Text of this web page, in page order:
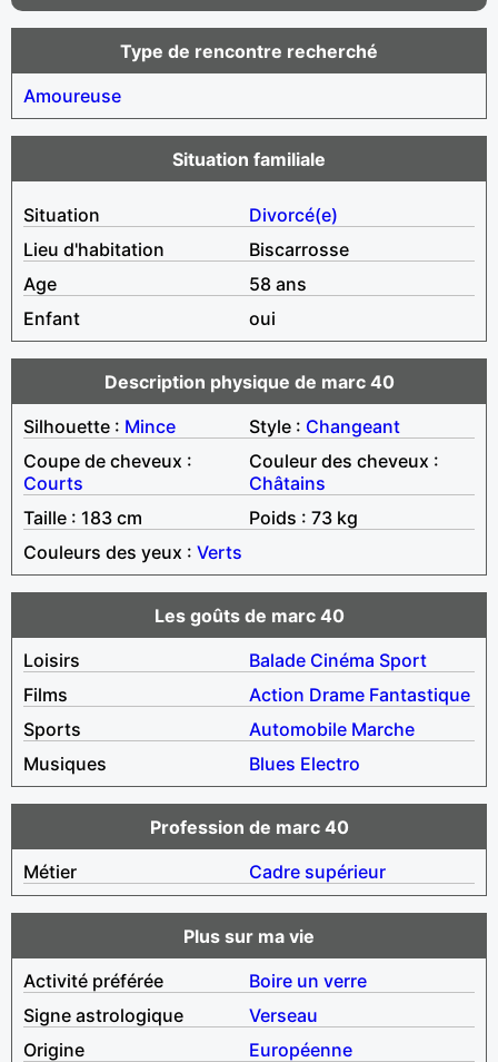
Type de rencontre recherché
Amoureuse
Situation familiale
Situation
Divorcé(e)
Lieu d'habitation
Biscarrosse
Age
58 ans
Enfant
oui
Description physique de marc 40
Silhouette : Mince Style : Changeant
Coupe de cheveux :
Courts
Couleur des cheveux :
Châtains
Taille : 183 cm
Poids : 73 kg
Couleurs des yeux : Verts
Les goûts de marc 40
Loisirs
Balade Cinéma Sport
Films
Action Drame Fantastique
Sports
Automobile Marche
Musiques
Blues Electro
Profession de marc 40
Métier
Cadre supérieur
Plus sur ma vie
Activité préférée
Boire un verre
Signe astrologique
Verseau
Origine
Européenne